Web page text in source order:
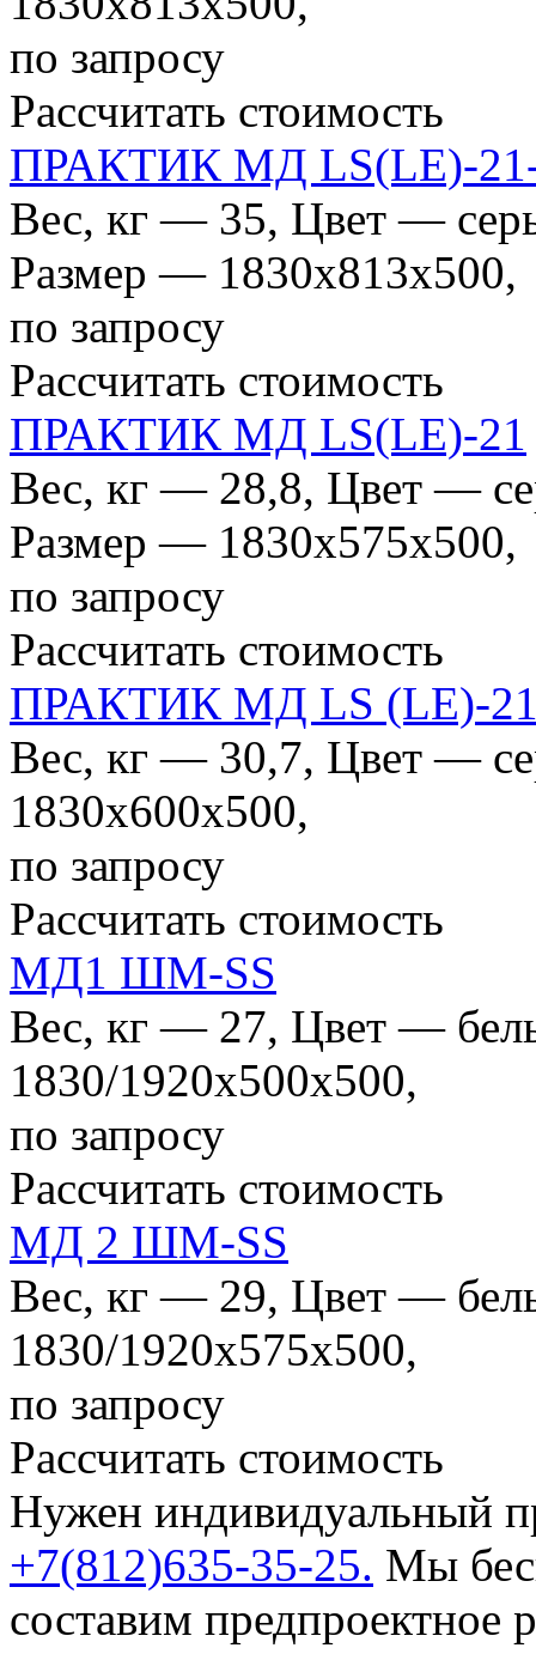
по запросу
Рассчитать стоимость
ПРАКТИК МД LS(LE)-
Вес, кг — 35, Цвет —
Размер — 1830x813x500,
по запросу
Рассчитать стоимость
ПРАКТИК МД LS(LE)-21
Вес, кг — 28,8, Цвет —
Размер — 1830x575x500,
по запросу
Рассчитать стоимость
ПРАКТИК МД LS (LE)-
Вес, кг — 30,7, Цвет —
1830x600x500,
по запросу
Рассчитать стоимость
МД1 ШМ-SS
Вес, кг — 27, Цвет —
1830/1920x500x500,
по запросу
Рассчитать стоимость
МД 2 ШМ-SS
Вес, кг — 29, Цвет —
1830/1920x575x500,
по запросу
Рассчитать стоимость
Нужен индивидуальный
+7(812)635-35-25. Мы
составим предпроектное